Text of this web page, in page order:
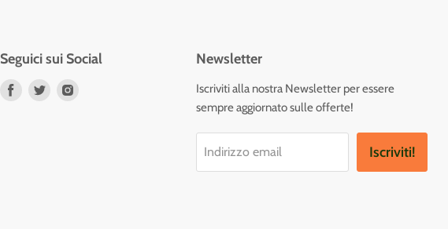
Seguici sui Social
Trovaci Trovaci
Newsletter
Iscriviti alla nostra Newsletter per essere
sempre aggiornato sulle offerte!
Indirizzo email Iscriviti!